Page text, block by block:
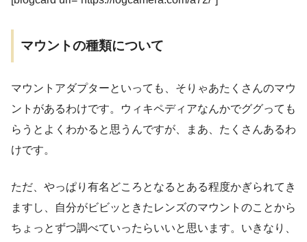
マウントの種類について
マウントアダプターといっても、そりゃあたくさんのマウ
ントがあるわけです。ウィキペディアなんかでググっても
らうとよくわかると思うんですが、まあ、たくさんあるわ
けです。
ただ、やっぱり有名どころとなるとある程度かぎられてき
ますし、自分がビビッときたレンズのマウントのことから
ちょっとずつ調べていったらいいと思います。いきなり、